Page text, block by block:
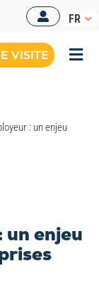
FR
VISITE
: un enjeu
un enjeu